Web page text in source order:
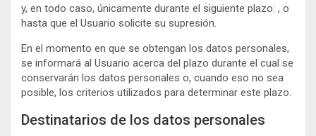
y, en todo caso, únicamente durante el siguiente plazo: , o
hasta que el Usuario solicite su supresión.
En el momento en que se obtengan los datos personales,
se informará al Usuario acerca del plazo durante el cual se
conservarán los datos personales o, cuando eso no sea
posible, los criterios utilizados para determinar este plazo.
Destinatarios de los datos personales